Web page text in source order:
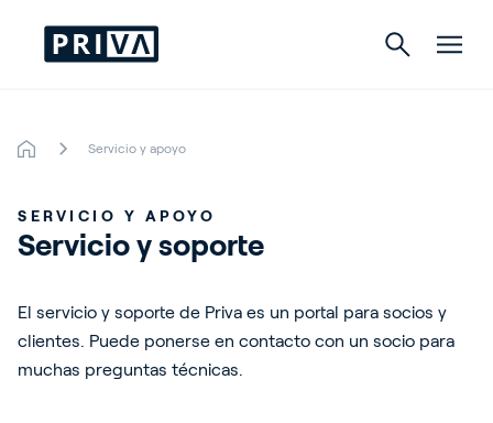
Horticultura
Cultivo de interior
Acerca de Priva
Contacto
Servicio y apoyo
SERVICIO Y APOYO
Servicio y soporte
El servicio y soporte de Priva es un portal para socios y
clientes. Puede ponerse en contacto con un socio para
muchas preguntas técnicas.